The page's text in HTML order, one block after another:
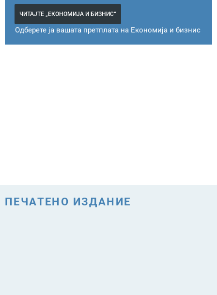
ЧИТАЈТЕ „ЕКОНОМИЈА И БИЗНИС“
Одберете ја вашата претплата на Економија и бизнис
ПЕЧАТЕНО ИЗДАНИЕ